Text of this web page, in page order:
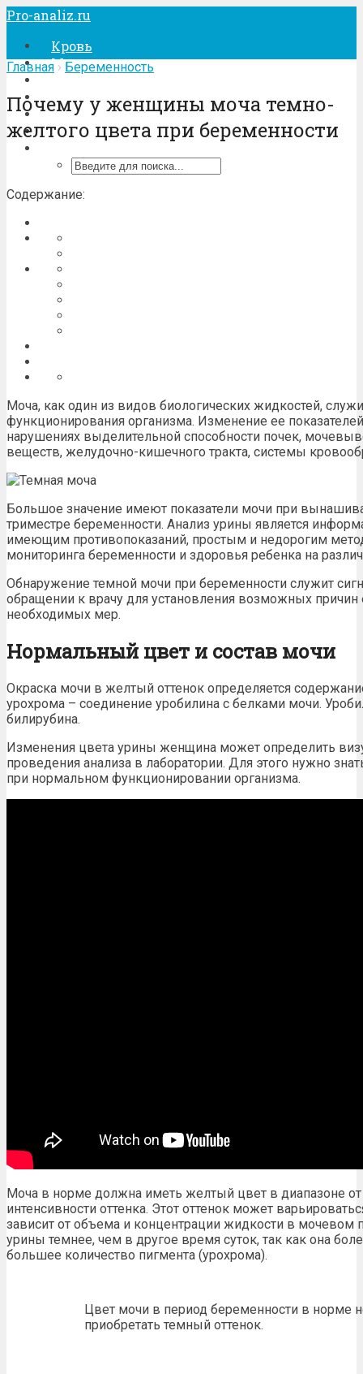
Pro-analiz.ru
Кровь
Моча
Лечение
Процедуры
Главная › Беременность
Почему у женщины моча темно-
желтого цвета при беременности
Содержание:
Моча, как один из видов биологических жидкостей,
функционирования организма. Изменение ее
нарушениях выделительной способности почек,
веществ, желудочно-кишечного тракта, системы
Большое значение имеют показатели мочи при
триместре беременности. Анализ урины является
имеющим противопоказаний, простым и недорогим
мониторинга беременности и здоровья ребенка на
Обнаружение темной мочи при беременности служит
обращении к врачу для установления возможных причин
необходимых мер.
Нормальный цвет и состав мочи
Окраска мочи в желтый оттенок определяется
урохрома – соединение уробилина с белками мочи.
билирубина.
Изменения цвета урины женщина может определить
проведения анализа в лаборатории. Для этого нужно
при нормальном функционировании организма.
Моча в норме должна иметь желтый цвет в диапазоне
интенсивности оттенка. Этот оттенок может
зависит от объема и концентрации жидкости в мочевом
урины темнее, чем в другое время суток, так как она
большее количество пигмента (урохрома).
Цвет мочи в период беременности в норме
приобретать темный оттенок.